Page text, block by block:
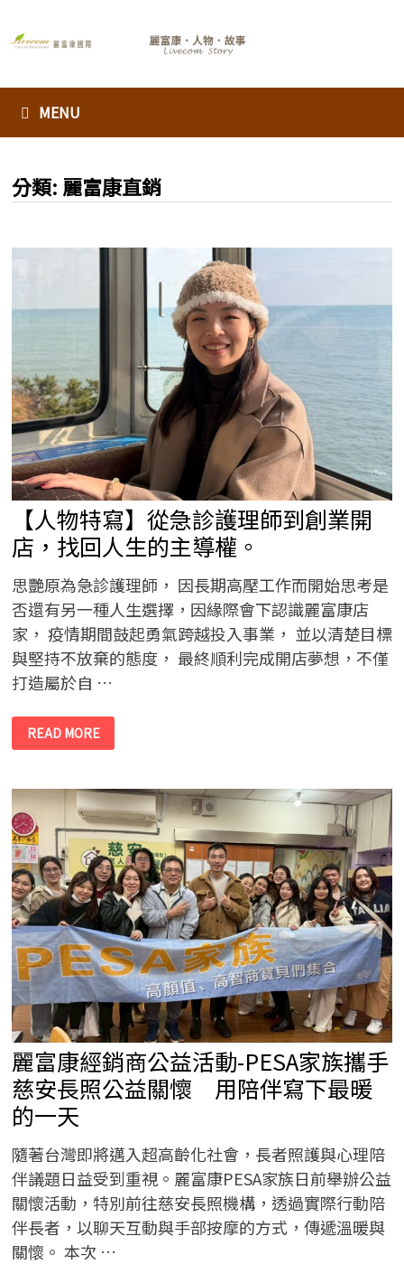
to
MENU
分類: 麗富康直銷
【人物特寫】從急診護理師到創業開
店，找回人生的主導權。
思艷原為急診護理師， 因長期高壓工作而開始思考是
否還有另一種人生選擇，因緣際會下認識麗富康店
家， 疫情期間鼓起勇氣跨越投入事業， 並以清楚目標
與堅持不放棄的態度， 最終順利完成開店夢想，不僅
打造屬於自 …
【人
物
特
急
診
護
理
師
到
創
業
開
店，
找
回
人
生
的
主
導
權。
READ MORE
麗富康經銷商公益活動-PESA家族攜手
慈安長照公益關懷 用陪伴寫下最暖
的一天
隨著台灣即將邁入超高齡化社會，長者照護與心理陪
伴議題日益受到重視。麗富康PESA家族日前舉辦公益
關懷活動，特別前往慈安長照機構，透過實際行動陪
伴長者，以聊天互動與手部按摩的方式，傳遞溫暖與
關懷。 本次 …